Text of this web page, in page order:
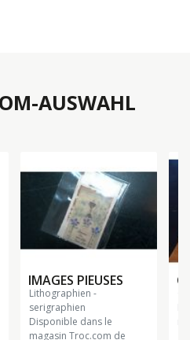
AUSWAHL
IMAGES PIEUSES
lithographien -
serigraphien
Disponible dans le
magasin Troc.com de